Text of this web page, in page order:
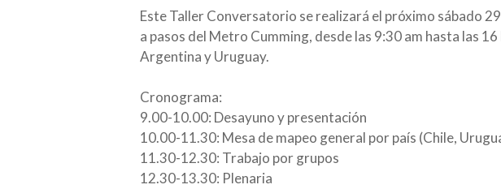
Este Taller Conversatorio se realizará el próximo sábado
a pasos del Metro Cumming, desde las 9:30 am hasta las
Argentina y Uruguay.
Cronograma:
9.00-10.00: Desayuno y presentación
10.00-11.30: Mesa de mapeo general por país (Chile,
11.30-12.30: Trabajo por grupos
12.30-13.30: Plenaria